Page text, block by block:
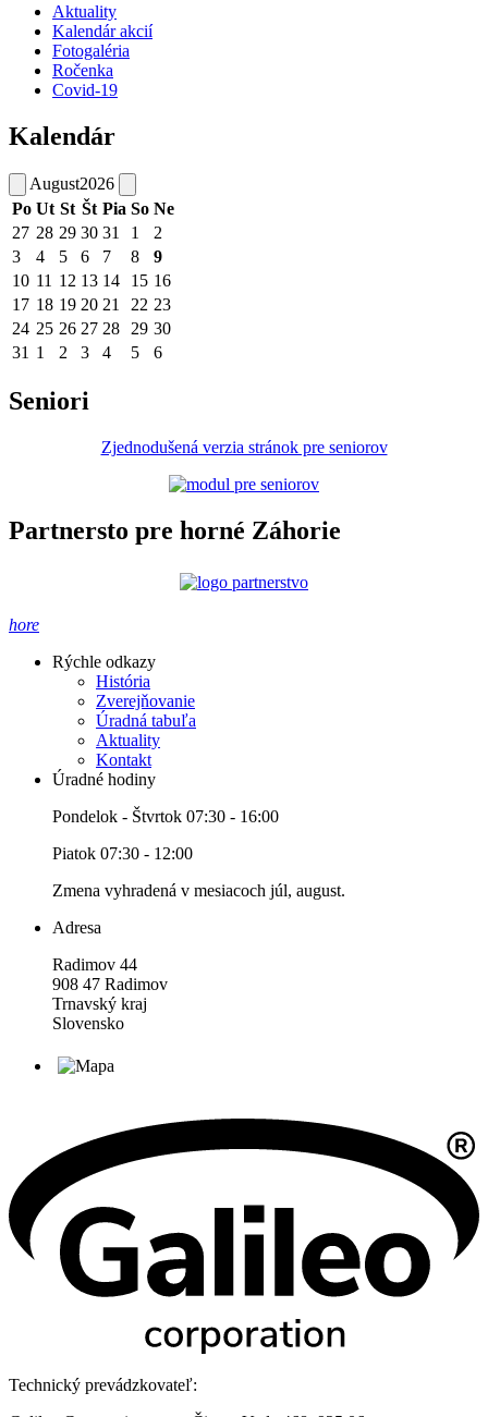
Aktuality
Kalendár akcií
Fotogaléria
Ročenka
Covid-19
Kalendár
August2026
Po Ut St Št Pia So Ne
27 28 29 30 31 1
2
3
4 5 6 7 8
9
10 11 12 13 14 15 16
17 18 19 20 21 22 23
24 25 26 27 28 29 30
31 1 2 3 4 5 6
Seniori
Zjednodušená verzia stránok pre seniorov
Partnersto pre horné Záhorie
hore
Rýchle odkazy
História
Zverejňovanie
Úradná tabuľa
Aktuality
Kontakt
Úradné hodiny
Pondelok - Štvrtok 07:30 - 16:00
Piatok 07:30 - 12:00
Zmena vyhradená v mesiacoch júl, august.
Adresa
Radimov 44
908 47 Radimov
Trnavský kraj
Slovensko
Technický prevádzkovateľ: